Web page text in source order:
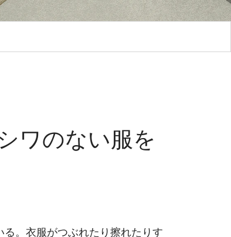
ワのない服を
。衣服がつぶれたり擦れたりす